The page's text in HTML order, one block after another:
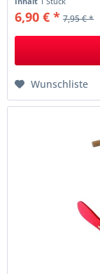
6,90 € * 7,95 € *
Wunschliste